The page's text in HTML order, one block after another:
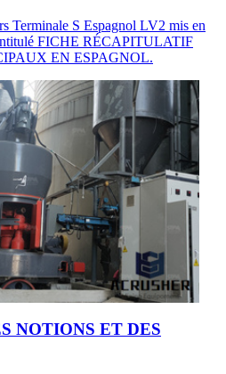
Terminale S Espagnol LV2 mis en
FICHE RÉCAPITULATIF
EN ESPAGNOL.
NOTIONS ET DES